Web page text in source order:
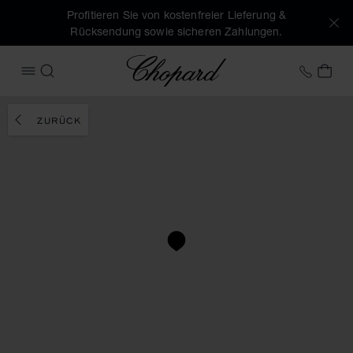
Profitieren Sie von kostenfreier Lieferung &
Rücksendung sowie sicheren Zahlungen.
MENÜ ÖFFNEN
SUCHEN
Chopard +49
ZURÜCK